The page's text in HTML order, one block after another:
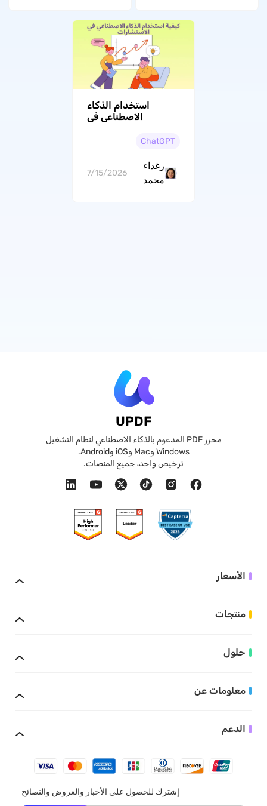
استخدام الذكاء
الاصطناعي في
التقارير إلى تقديمChatGPT
رغداء
محمد
7/15/2026
UPDF
محرر PDF المدعوم بالذكاء الاصطناعي لنظام التشغيل
Windows وMac وiOS وAndroid.
ترخيص واحد، جميع المنصات.
الأسعار
منتجات
حلول
معلومات عن
الدعم
إشترك للحصول على الأخبار والعروض والنصائح